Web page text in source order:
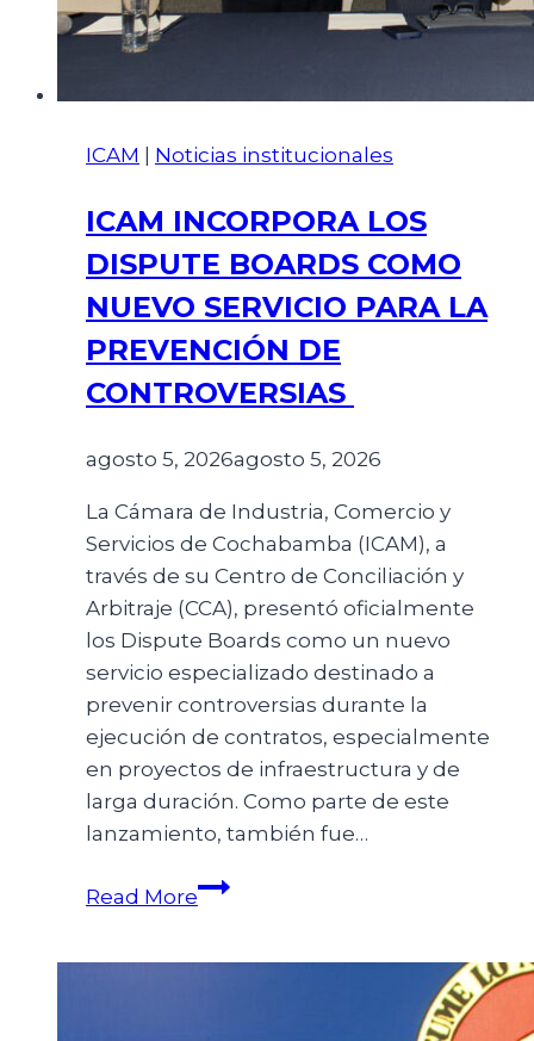
ICAM Noticias institucionales
ICAM INCORPORA LOS
DISPUTE BOARDS COMO
NUEVO SERVICIO PARA LA
PREVENCIÓN DE
CONTROVERSIAS
agosto 5, 2026agosto 5, 2026
La Cámara de Industria, Comercio y
Servicios de Cochabamba (ICAM), a
través de su Centro de Conciliación y
Arbitraje (CCA), presentó oficialmente
los Dispute Boards como un nuevo
servicio especializado destinado a
prevenir controversias durante la
ejecución de contratos, especialmente
en proyectos de infraestructura y de
larga duración. Como parte de este
lanzamiento, también fue…
Read More